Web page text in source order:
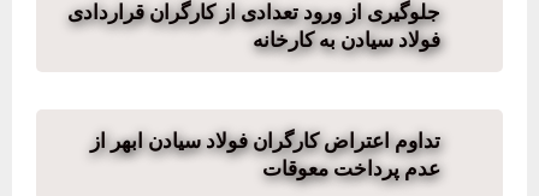
جلوگیری از ورود تعدادی از کارگران قراردادی
فولاد سیادن به کارخانه
تداوم اعتراض کارگران فولاد سیادن ابهر از
عدم پرداخت معوقات